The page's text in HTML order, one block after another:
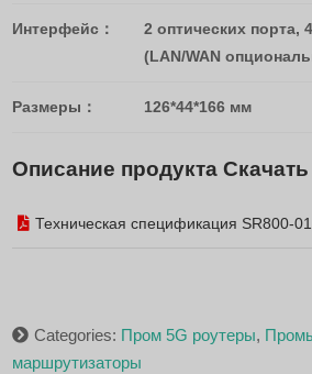
Интерфейс：
2 оптических порта,
(LAN/WAN
Размеры： 126*44*166 мм
Описание продукта Скачать
Техническая спецификация SR800-01
Categories: Пром 5G роутеры,
маршрутизаторы